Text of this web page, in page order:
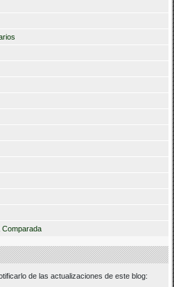
Comparada
de las actualizaciones de este blog: